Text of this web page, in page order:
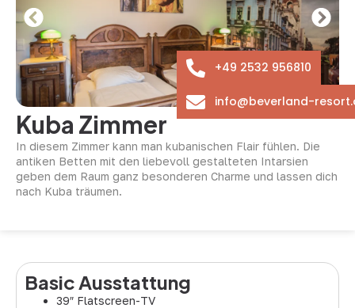
Kuba Zimmer
In diesem Zimmer kann man kubanischen Flair fühlen. Die
antiken Betten mit den liebevoll gestalteten Intarsien
geben dem Raum ganz besonderen Charme und lassen dich
nach Kuba träumen.
Basic Ausstattung
39″ Flatscreen-TV
+49 2532 956810
info@beverland-